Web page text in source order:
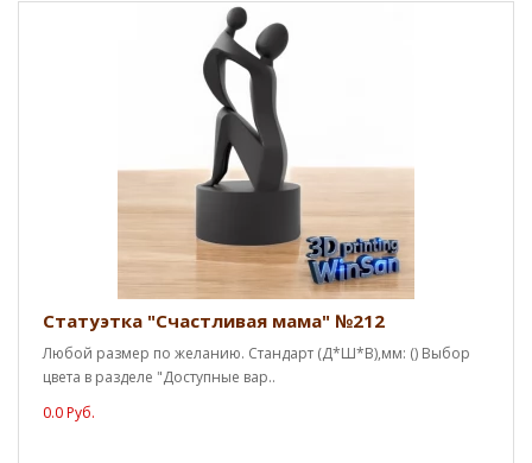
Статуэтка "Счастливая мама" №212
Любой размер по желанию. Стандарт (Д*Ш*В),мм: () Выбор
цвета в разделе "Доступные вар..
0.0 Руб.